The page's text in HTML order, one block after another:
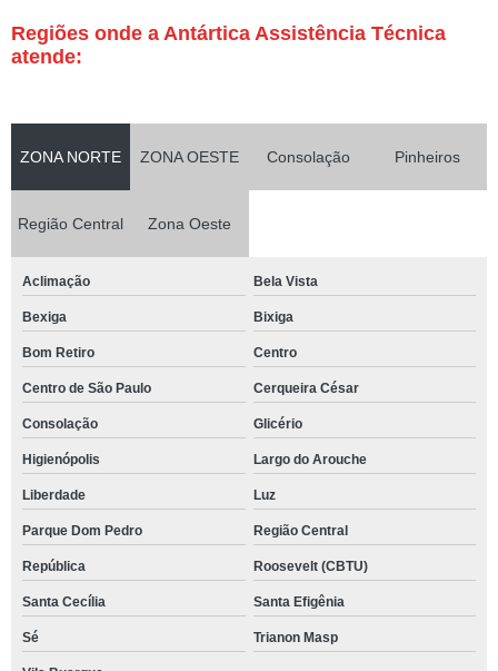
Regiões onde a Antártica Assistência Técnica
atende:
ZONA NORTE ZONA OESTE Consolação Pinheiros
Região Central Zona Oeste
Aclimação Bela Vista
Bexiga Bixiga
Bom Retiro Centro
Centro de São Paulo Cerqueira César
Consolação Glicério
Higienópolis Largo do Arouche
Liberdade Luz
Parque Dom Pedro Região Central
República Roosevelt (CBTU)
Santa Cecília Santa Efigênia
Sé Trianon Masp